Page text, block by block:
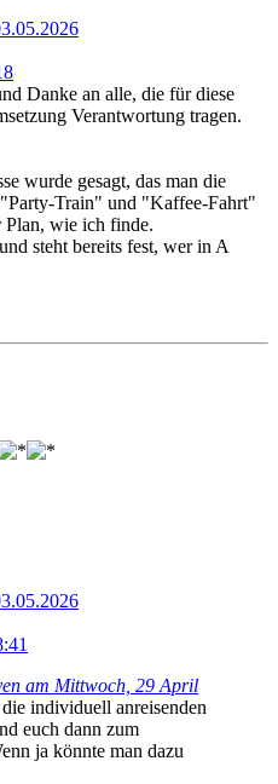
Danke an alle, die für diese
Verantwortung tragen.
wurde gesagt, das man die
Train" und "Kaffee-Fahrt"
Plan, wie ich finde.
steht bereits fest, wer in A
am Mittwoch, 29 April
individuell anreisenden
euch dann zum
ja könnte man dazu